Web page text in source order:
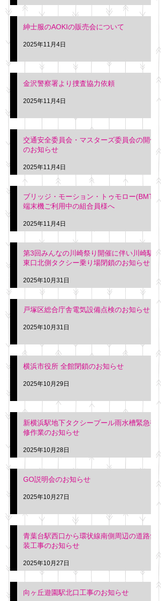
紳士服のAOKIの販売会について
2025年11月4日
金沢警察署より捜査協力依頼
2025年11月4日
交通安全委員会・マスターズ委員会の開催
のお知らせ
2025年11月4日
ブリッジ・モーション・トゥモロー(BMT)
端末機ご利用中の組合員様へ
2025年11月4日
第3回みんなの川崎祭り開催に伴い川崎駅
東口北側タクシー乗り場閉鎖のお知らせ
2025年10月31日
戸塚区総合庁舎電気設備点検のお知らせ
2025年10月31日
横浜市役所 全館閉鎖のお知らせ
2025年10月29日
新横浜駅地下タクシープール雨水槽緊急補
修作業のお知らせ
2025年10月28日
GO説明会のお知らせ
2025年10月27日
青葉台駅西口から環状線南側周辺の道路舗
装工事のお知らせ
2025年10月27日
向ヶ丘遊園駅北口工事のお知らせ